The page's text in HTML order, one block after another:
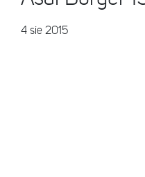
4 sie 2015